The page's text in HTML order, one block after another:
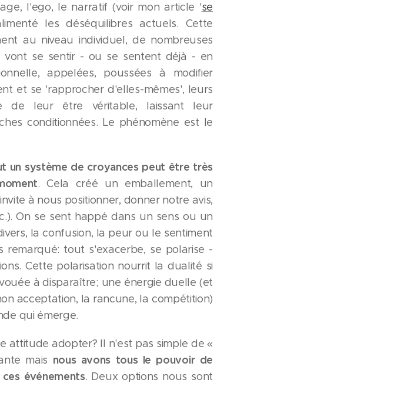
l'ego, le narratif (voir mon article 'se
les déséquilibres actuels. Cette
au niveau individuel, de nombreuses
vont se sentir - ou se sentent déjà - en
appelées, poussées à modifier
et se 'rapprocher d'elles-mêmes', leurs
de leur être véritable, laissant leur
conditionnées. Le phénomène est le
un système de croyances peut être très
. Cela créé un emballement, un
à nous positionner, donner notre avis,
On se sent happé dans un sens ou un
la confusion, la peur ou le sentiment
remarqué: tout s'exacerbe, se polarise -
Cette polarisation nourrit la dualité si
à disparaître; une énergie duelle (et
acceptation, la rancune, la compétition)
qui émerge.
attitude adopter? Il n'est pas simple de «
mais nous avons tous le pouvoir de
événements. Deux options nous sont